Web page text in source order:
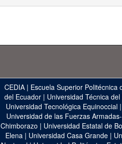
CEDIA | Escuela Superior Politécnica
del Ecuador| Universidad Técnica
Universidad Tecnológica Equinoccial|
Universidad de las Fuerzas
Chimborazo | Universidad Estatal de
Elena | Universidad Casa Grande |